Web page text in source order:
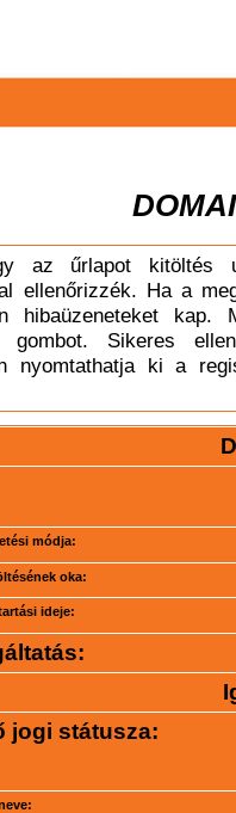
az űrlapot kitöltés
ellenőrizzék. Ha a
hibaüzeneteket
gombot. Sikeres
nyomtathatja ki a
módja:
oka:
ideje:
jogi státusza: